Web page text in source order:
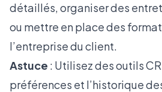
détaillés, organiser des
ou mettre en place des
l’entreprise du client.
Astuce : Utilisez des outils
préférences et l’historique